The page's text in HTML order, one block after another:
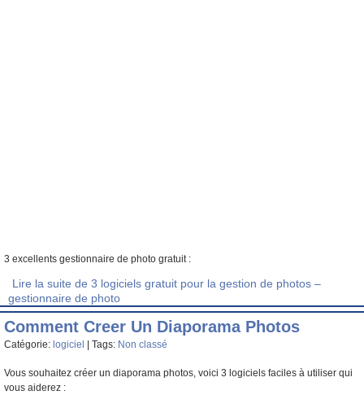
3 excellents gestionnaire de photo gratuit :
Lire la suite de 3 logiciels gratuit pour la gestion de photos –
gestionnaire de photo
Comment Creer Un Diaporama Photos
Catégorie: logiciel | Tags: Non classé
Vous souhaitez créer un diaporama photos, voici 3 logiciels faciles à utiliser qui
vous aiderez :